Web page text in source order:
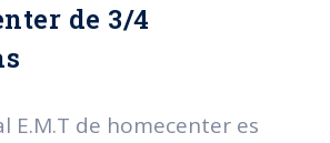
de 3/4
E.M.T de homecenter es